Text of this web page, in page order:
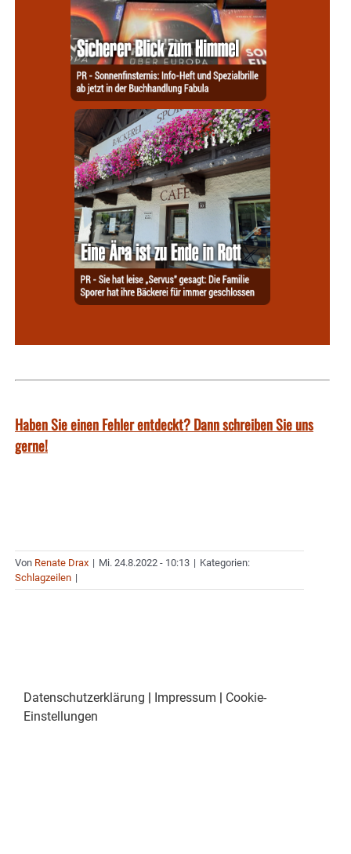
Haben Sie einen Fehler entdeckt? Dann schreiben Sie uns
gerne!
Von Renate Drax | Mi. 24.8.2022 - 10:13 | Kategorien:
Schlagzeilen |
Datenschutzerklärung Impressum
Cookie-
Einstellungen